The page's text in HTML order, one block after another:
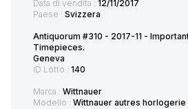
Data di vendita : 12/11/2017
Paese : Svizzera
Antiquorum #310 - 2017-11 -
Timepieces.
Geneva
ID Lotto : 140
Marca : Wittnauer
Modello : Wittnauer autres horlogerie